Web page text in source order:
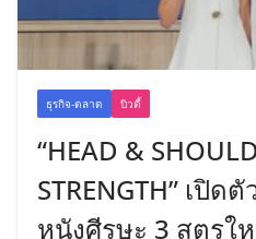
ธุรกิจ-ตลาด บิวตี้
“HEAD &
STRENGTH” เปิ
หนังศีรษะ 3 สูตรใ